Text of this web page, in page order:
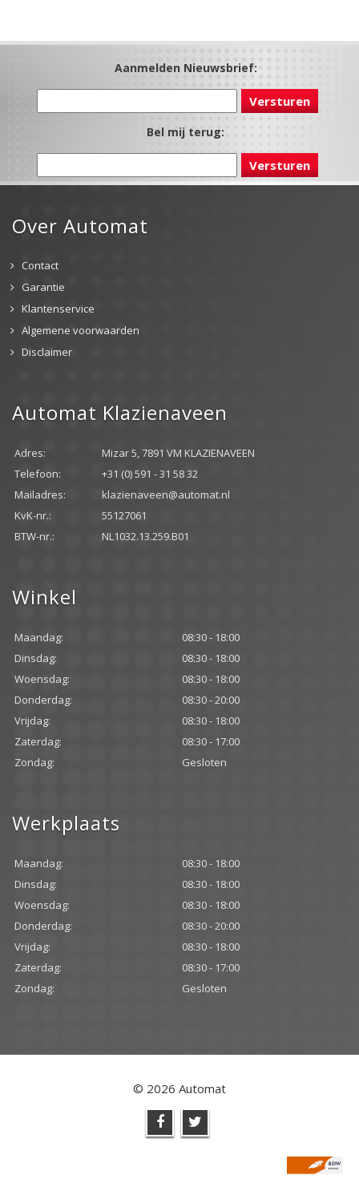
Aanmelden Nieuwsbrief:
Bel mij terug:
Over Automat
Contact
Garantie
Klantenservice
Algemene voorwaarden
Disclaimer
Automat Klazienaveen
Adres:
Mizar 5, 7891 VM KLAZIENAVEEN
Telefoon:
+31 (0) 591 - 31 58 32
Mailadres:
klazienaveen@automat.nl
KvK-nr.:
55127061
BTW-nr.:
NL1032.13.259.B01
Winkel
Maandag:
08:30 - 18:00
Dinsdag:
08:30 - 18:00
Woensdag:
08:30 - 18:00
Donderdag:
08:30 - 20:00
Vrijdag:
08:30 - 18:00
Zaterdag:
08:30 - 17:00
Zondag:
Gesloten
Werkplaats
Maandag:
08:30 - 18:00
Dinsdag:
08:30 - 18:00
Woensdag:
08:30 - 18:00
Donderdag:
08:30 - 20:00
Vrijdag:
08:30 - 18:00
Zaterdag:
08:30 - 17:00
Zondag:
Gesloten
© 2026 Automat